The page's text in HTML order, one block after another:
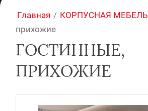
Главная / КОРПУСНАЯ МЕБЕЛЬ
прихожие
ГОСТИННЫЕ,
ПРИХОЖИЕ